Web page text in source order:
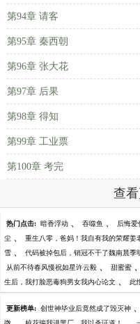
第94章 请客
第95章 秦西朝
第96章 张大花
第97章 后果
第98章 得知
第99章 工业票
第100章 考完
查
热门点击: 暗香浮动 、 吞噬鱼 、 后悔爱
尘 、 重生八零，爸妈！我自有我的荣耀姜
雪 、 代码被掉包后，销冠不干了魏南晨季
从前不待春风慢祝如星许云毅 、 甜蜜蜜 、
生后，我打脸恶毒狗男女我内心论文 、 此
更新榜单: 创世神毕业后竟然成了毁灭神 、